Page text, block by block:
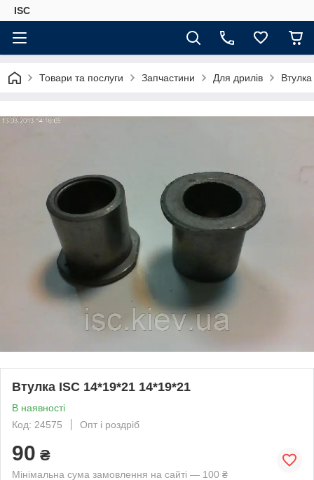
ISC
Товари та послуги Запчастини Для дрилів
Втулка ISC 14*19*21 14*19*21
В наявності
Код: 24575
Опт і роздріб
90 ₴
Мінімальна сума замовлення на сайті — 100 ₴